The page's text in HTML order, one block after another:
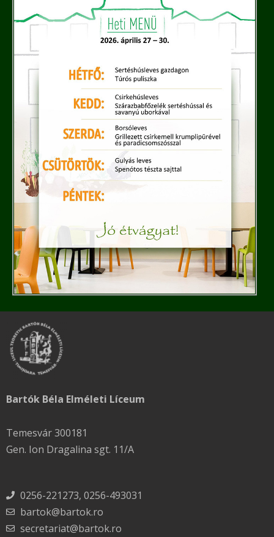
Bartók Béla Elméleti Líceum
Temesvár 300181
Gen. Ion Dragalina sgt. 11/A
0256-221273, 0256-493031
bartok@bartok.ro
secretariat@bartok.ro